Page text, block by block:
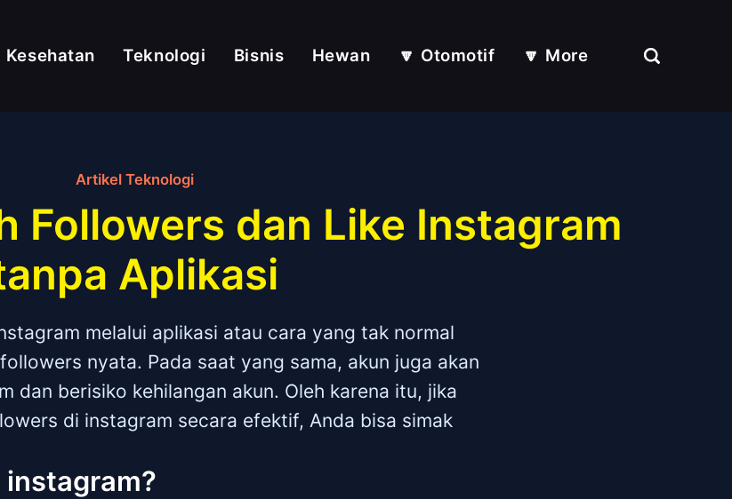
Kesehatan Teknologi Bisnis Hewan 🔽 Otomotif 🔽 More
Artikel Teknologi
Followers dan Like Instagram
Aplikasi
melalui aplikasi atau cara yang tak normal
nyata. Pada saat yang sama, akun juga akan
dan berisiko kehilangan akun. Oleh karena itu, jika
di instagram secara efektif, Anda bisa simak